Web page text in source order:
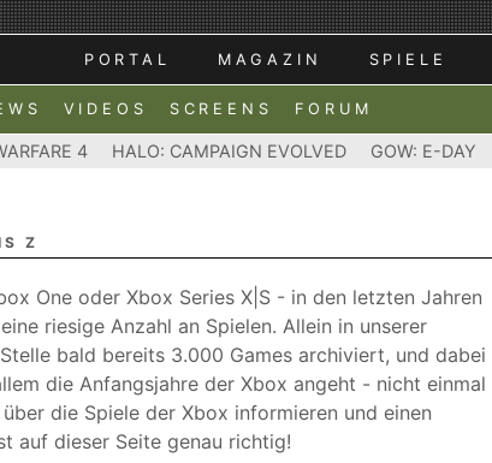
PORTAL MAGAZIN SPIELE
VIDEOS SCREENS FORUM
4 HALO: CAMPAIGN EVOLVED GOW: E-DAY
Z
One oder Xbox Series X|S - in den letzten Jahren
riesige Anzahl an Spielen. Allein in unserer
bald bereits 3.000 Games archiviert, und dabei
die Anfangsjahre der Xbox angeht - nicht einmal
die Spiele der Xbox informieren und einen
auf dieser Seite genau richtig!